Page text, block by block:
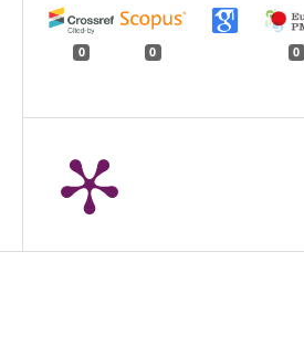
0 0 0